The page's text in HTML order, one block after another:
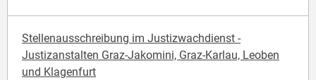
Stellenausschreibung im Justizwachdienst -
Justizanstalten Graz-Jakomini, Graz-Karlau, Leoben
und Klagenfurt